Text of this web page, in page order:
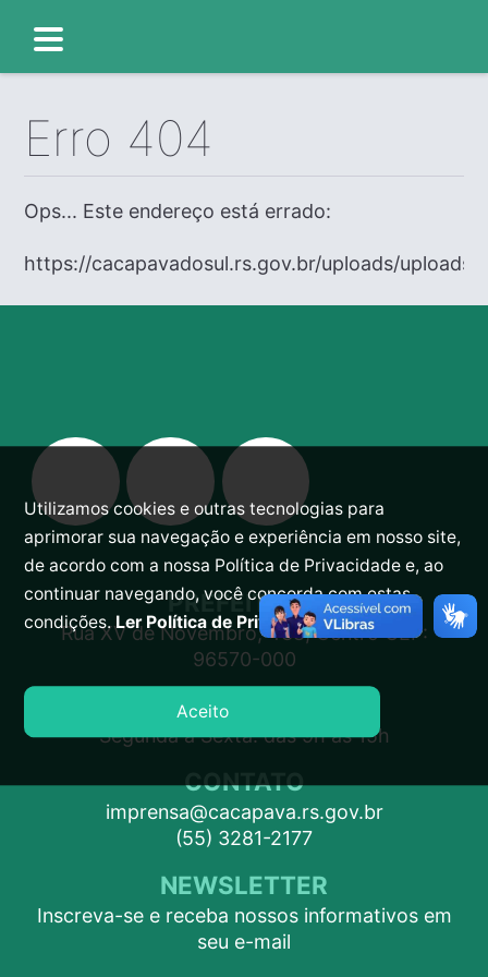
Erro 404
Ops... Este endereço está errado:
https://cacapavadosul.rs.gov.br/uploads/uploads/
PREFEITURA
Rua XV de Novembro, 438, Centro CEP:
96570-000
ATENDIMENTO
Segunda a Sexta: das 9h às 15h
CONTATO
imprensa@cacapava.rs.gov.br
(55) 3281-2177
NEWSLETTER
Inscreva-se e receba nossos informativos em
seu e-mail
Utilizamos cookies e outras tecnologias para
aprimorar sua navegação e experiência em nosso site,
de acordo com a nossa Política de Privacidade e, ao
continuar navegando, você concorda com estas
condições.Ler Política de Privacidade.
Aceito